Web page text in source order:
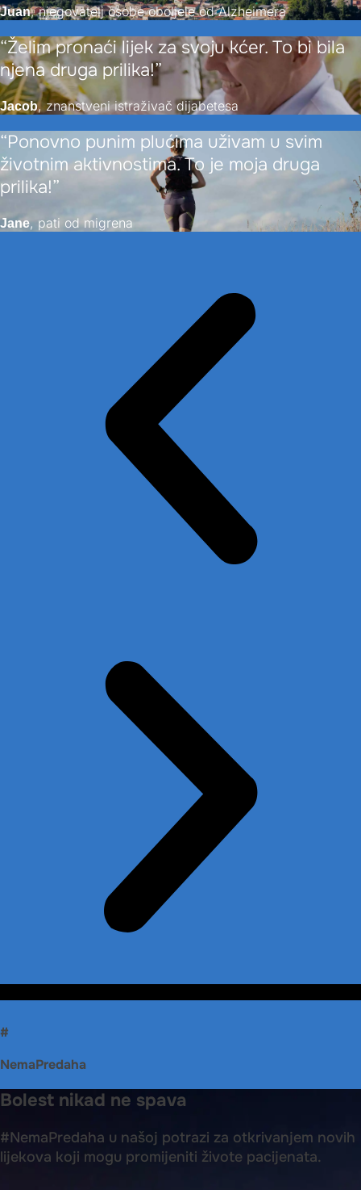
Juan, njegovatelj osobe oboljele od Alzheimera
“Želim pronaći lijek za svoju kćer. To bi bila
njena druga prilika!”
Jacob, znanstveni istraživač dijabetesa
“Ponovno punim plućima uživam u svim
životnim aktivnostima. To je moja druga
prilika!”
Jane, pati od migrena
#
NemaPredaha
Bolest nikad ne spava
#NemaPredaha u našoj potrazi za otkrivanjem novih
lijekova koji mogu promijeniti živote pacijenata.